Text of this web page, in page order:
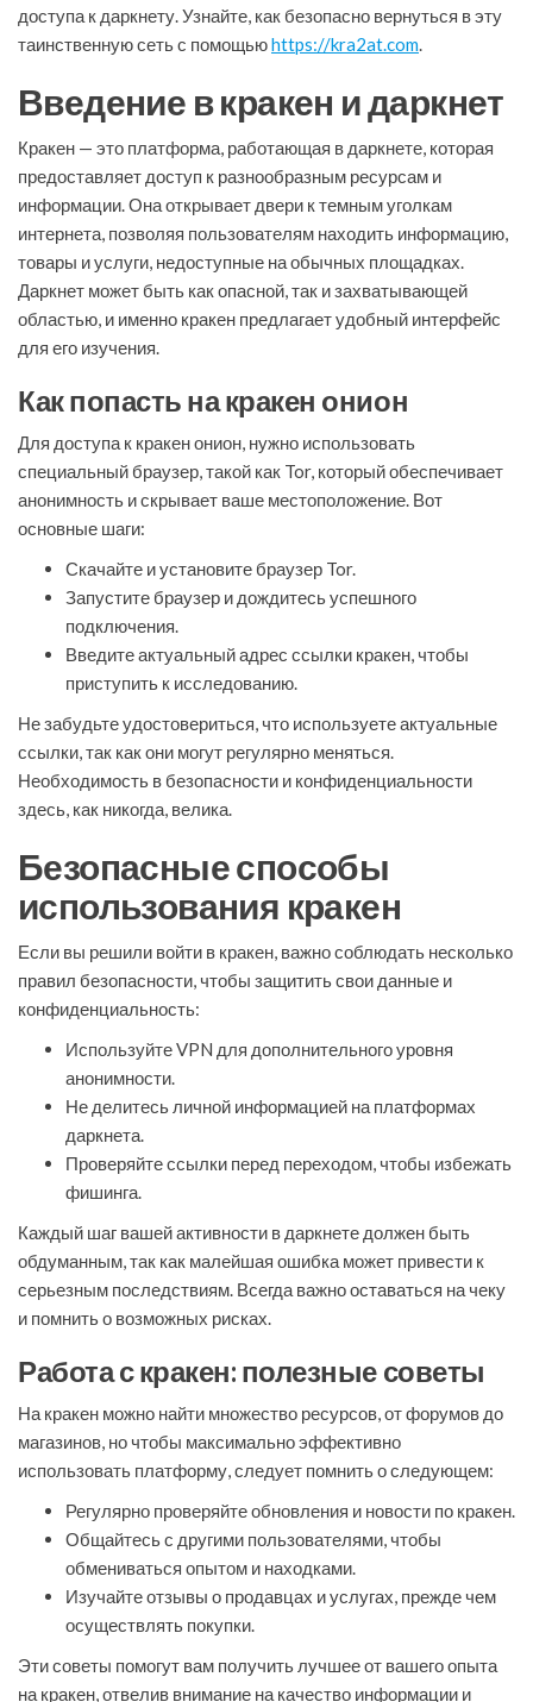
доступа к даркнету. Узнайте, как безопасно вернуться в эту
таинственную сеть с помощьюhttps://kra2at.com.
Введение в кракен и даркнет
Кракен — это платформа, работающая в даркнете, которая
предоставляет доступ к разнообразным ресурсам и
информации. Она открывает двери к темным уголкам
интернета, позволяя пользователям находить информацию,
товары и услуги, недоступные на обычных площадках.
Даркнет может быть как опасной, так и захватывающей
областью, и именно кракен предлагает удобный интерфейс
для его изучения.
Как попасть на кракен онион
Для доступа к кракен онион, нужно использовать
специальный браузер, такой как Tor, который обеспечивает
анонимность и скрывает ваше местоположение. Вот
основные шаги:
Скачайте и установите браузер Tor.
Запустите браузер и дождитесь успешного
подключения.
Введите актуальный адрес ссылки кракен, чтобы
приступить к исследованию.
Не забудьте удостовериться, что используете актуальные
ссылки, так как они могут регулярно меняться.
Необходимость в безопасности и конфиденциальности
здесь, как никогда, велика.
Безопасные способы
использования кракен
Если вы решили войти в кракен, важно соблюдать несколько
правил безопасности, чтобы защитить свои данные и
конфиденциальность:
Используйте VPN для дополнительного уровня
анонимности.
Не делитесь личной информацией на платформах
даркнета.
Проверяйте ссылки перед переходом, чтобы избежать
фишинга.
Каждый шаг вашей активности в даркнете должен быть
обдуманным, так как малейшая ошибка может привести к
серьезным последствиям. Всегда важно оставаться на чеку
и помнить о возможных рисках.
Работа с кракен: полезные советы
На кракен можно найти множество ресурсов, от форумов до
магазинов, но чтобы максимально эффективно
использовать платформу, следует помнить о следующем:
Регулярно проверяйте обновления и новости по кракен.
Общайтесь с другими пользователями, чтобы
обмениваться опытом и находками.
Изучайте отзывы о продавцах и услугах, прежде чем
осуществлять покупки.
Эти советы помогут вам получить лучшее от вашего опыта
на кракен, отвелив внимание на качество информации и